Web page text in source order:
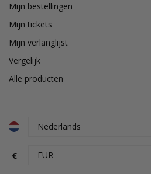
Mijn bestellingen
Mijn tickets
Mijn verlanglijst
Vergelijk
Alle producten
€